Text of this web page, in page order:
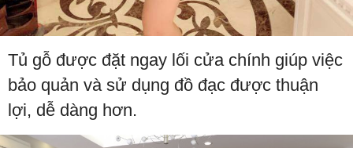
Tủ gỗ được đặt ngay lối cửa chính giúp việc
bảo quản và sử dụng đồ đạc được thuận
lợi, dễ dàng hơn.